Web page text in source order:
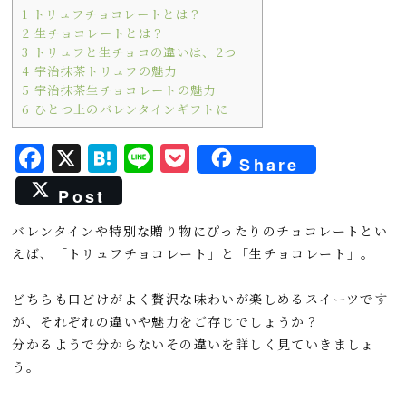
1
トリュフチョコレートとは？
2 生チョコレートとは？
3 トリュフと生チョコの違いは、2つ
4 宇治抹茶トリュフの魅力
5 宇治抹茶生チョコレートの魅力
6 ひとつ上のバレンタインギフトに
F
a
c
e
o
o
k
X H
a
t
e
n
a
L
i
n
e
P
o
c
k
e
t
Share
Post
バレンタインや特別な贈り物にぴったりのチョコレートとい
えば、「トリュフチョコレート」と「生チョコレート」。
どちらも口どけがよく贅沢な味わいが楽しめるスイーツです
が、それぞれの違いや魅力をご存じでしょうか？
分かるようで分からないその違いを詳しく見ていきましょ
う。